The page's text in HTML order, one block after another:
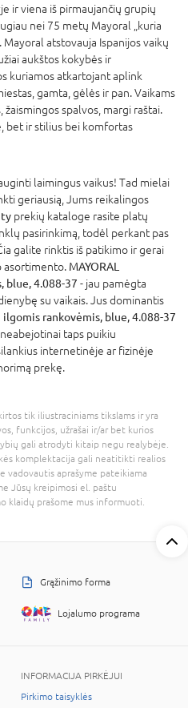
ir viena iš pirmaujančių grupių
nei 75 metų Mayoral „kuria
atstovauja Ispanijos vaikų
aukštos kokybės ir
kuriamos atkartojant aplink
gamta, gėlės ir pan. Vaikams
spalvos, margi raštai.
bet ir stilius bei komfortas
laimingus vaikus! Tad mielai
geriausią, Jums reikalingos
prekių kataloge rasite platų
pasirinkimą, todėl perkant pas
galite rinktis iš patikimo ir gerai
asortimento. MAYORAL
blue, 4.088-37 - jau pamėgta
su vaikais. Jus dominantis
ilgomis rankovėmis, blue, 4.088-37
taps puikiu
internetinėje ar fizinėje
prekę.
tik iliustraciniams tikslams ir yra
funkcijos, užrašai ir/ar bet kurios
gali atrodyti kitaip negu realybėje.
komplektacija gali neatitikti realios
vadovautis aprašyme pateikiama
Jūsų kreipimosi el. paštu
klaidų prašome mus informuoti.
Grąžinimo forma
Lojalumo programa
INFORMACIJA PIRKĖJUI
Pirkimo taisyklės